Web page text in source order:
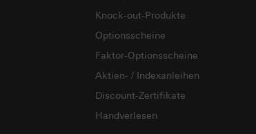
Knock-out-Produkte
Optionsscheine
Faktor-Optionsscheine
Aktien- / Indexanleihen
Discount-Zertifikate
Handverlesen